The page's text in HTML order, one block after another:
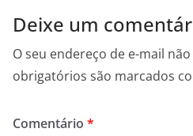
Deixe um
O seu endereço de e-mail
obrigatórios são marcados
Comentário *